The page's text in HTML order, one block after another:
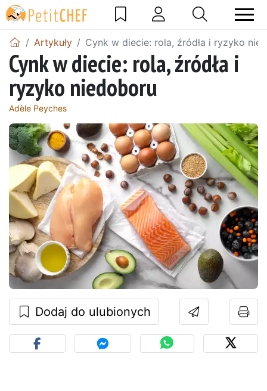
Artykuły Cynk w diecie: rola, źródła i ryzyko
Cynk w diecie: rola, źródła i
ryzyko niedoboru
Adèle Peyches
Dodaj do ulubionych